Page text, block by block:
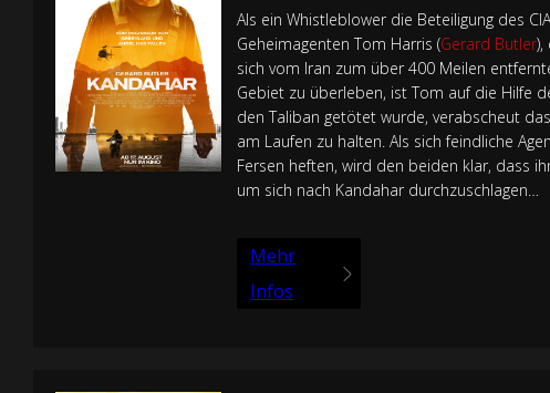
Als ein Whistleblower die Beteiligung des
Geheimagenten Tom Harris (Gerard Butler),
sich vom Iran zum über 400 Meilen
Gebiet zu überleben, ist Tom auf die Hilfe
den Taliban getötet wurde, verabscheut
am Laufen zu halten. Als sich feindliche
Fersen heften, wird den beiden klar, dass
um sich nach Kandahar durchzuschlagen…
Mehr
Infos